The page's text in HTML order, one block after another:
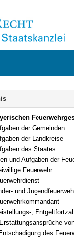
der Gemeinden
der Landkreise
des Staates
und Aufgaben der
Feuerwehr
und
und
des Feuerwehrkommandanten und